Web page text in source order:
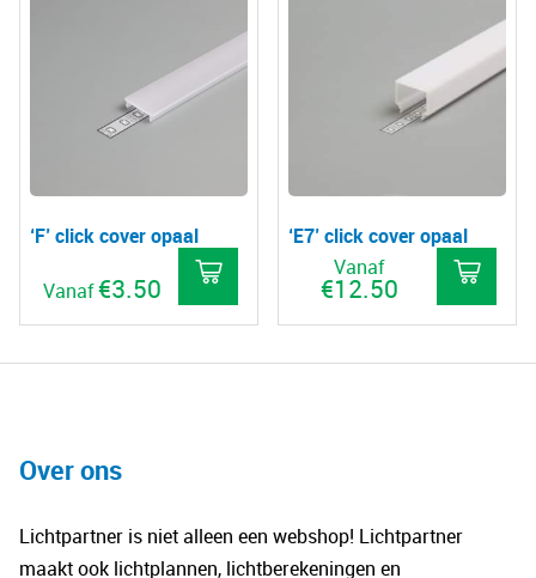
meerdere
variaties.
gekozen
‘F’ click cover opaal
Vanaf€3.50
Dit
product
kan
‘E7’ click cover opaal
Vanaf
€12.50
Dit
Over ons
Lichtpartner is niet alleen een webshop! Lichtpartner
maakt ook lichtplannen, lichtberekeningen en